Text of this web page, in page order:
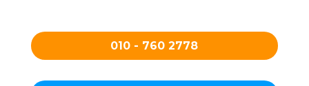
010 - 760 2778